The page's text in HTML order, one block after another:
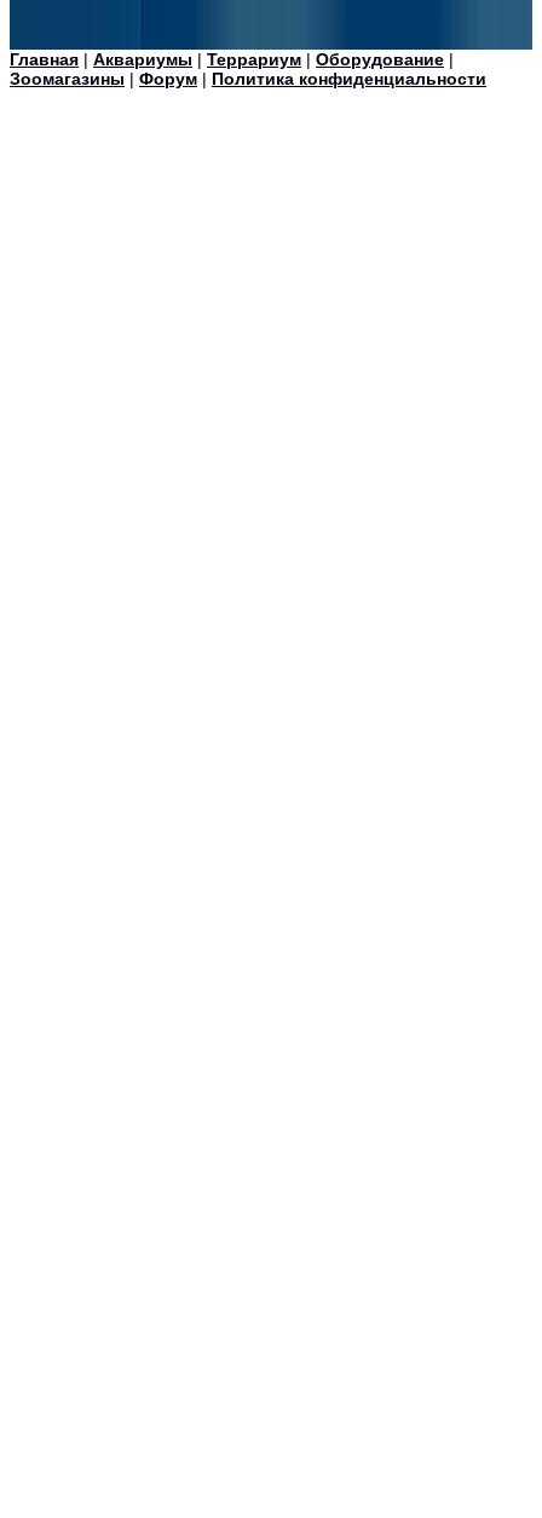
Главная | Аквариумы | Террариум | Оборудование |
Зоомагазины | Форум | Политика конфиденциальности